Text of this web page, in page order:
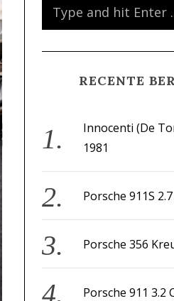
o
RECENTE
Innocenti (De
1981
Porsche 911S
Porsche 356
Porsche 911 3.2